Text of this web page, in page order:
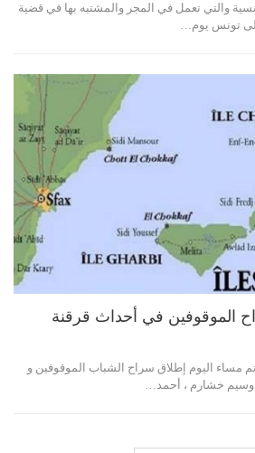
والتي تعمل في المجر والمشتبه بها في قضية
تونس يوم…
الموقوفين في أحداث قرقنة
مساء اليوم إطلاق سراح الشباب الموقوفين و
خشارم ، أحمد…